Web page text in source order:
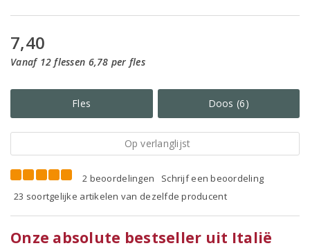
7,40
Vanaf 12 flessen 6,78 per fles
Fles Doos (6)
Op verlanglijst
2 beoordelingen
Schrijf een beoordeling
23 soortgelijke artikelen van dezelfde producent
Onze absolute bestseller uit Italië